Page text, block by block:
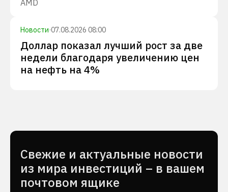
AMD
Новости·07.08.2026 08:00
Доллар показал лучший рост за две
недели благодаря увеличению цен
на нефть на 4%
Cвежие и актуальные новости
из мира инвестиций – в вашем
почтовом ящике